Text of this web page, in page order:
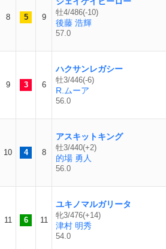
8 5 9
牡4/486(-10)
後藤 浩輝
57.0
9 3 6
ハクサンレガシー
牡3/446(-6)
R.ムーア
56.0
10 4 8
アスキットキング
牡3/440(+2)
的場 勇人
56.0
11 6 11
ユキノマルガリータ
牝3/476(+14)
津村 明秀
54.0